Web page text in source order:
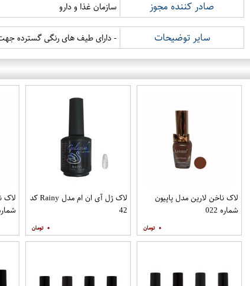
صادر کننده مجوز سازمان غذا و دارو
سایر توضیحات - دارای طیف های رنگی گسترده
لاک ناخن لارین مدل پاپیون
شماره 022
۰
لاک ژل آی ان ام مدل Rainy کد
42
۰
لاک
شماره